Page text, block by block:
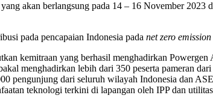
akan berlangsung pada 14 – 16 November 2023
pada pencapaian Indonesia pada net zero emission
kemitraan yang berhasil menghadirkan
menghadirkan lebih dari 350 peserta pameran
pengunjung dari seluruh wilayah Indonesia dan
teknologi terkini di lapangan oleh IPP dan